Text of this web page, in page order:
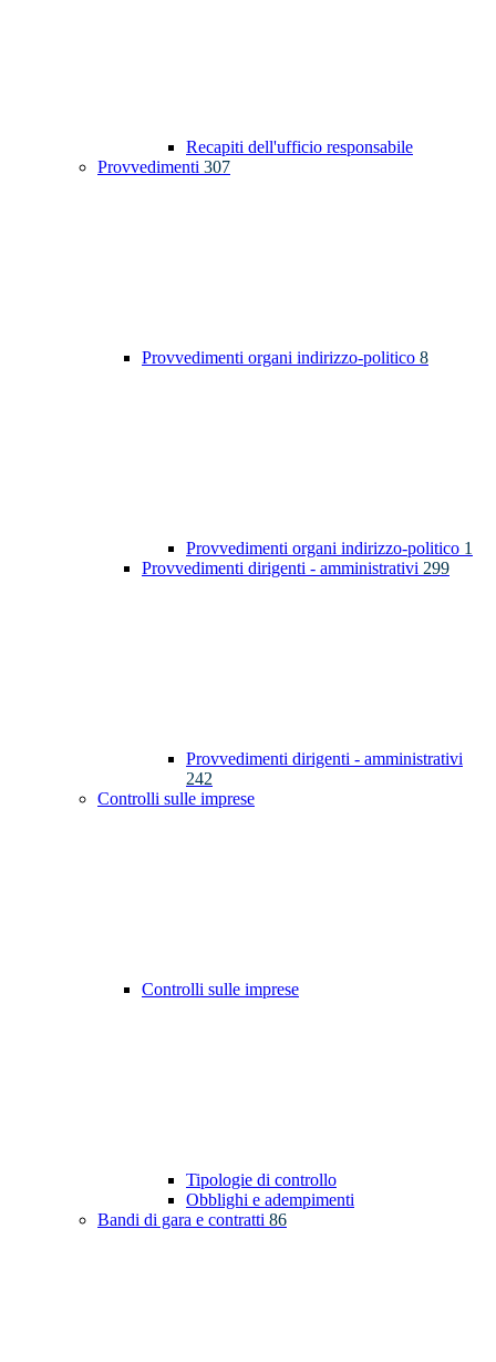
Recapiti dell'ufficio responsabile
Provvedimenti 307
Provvedimenti organi indirizzo-politico 8
Provvedimenti organi indirizzo-politico 1
Provvedimenti dirigenti - amministrativi 299
Provvedimenti dirigenti - amministrativi
242
Controlli sulle imprese
Controlli sulle imprese
Tipologie di controllo
Obblighi e adempimenti
Bandi di gara e contratti 86